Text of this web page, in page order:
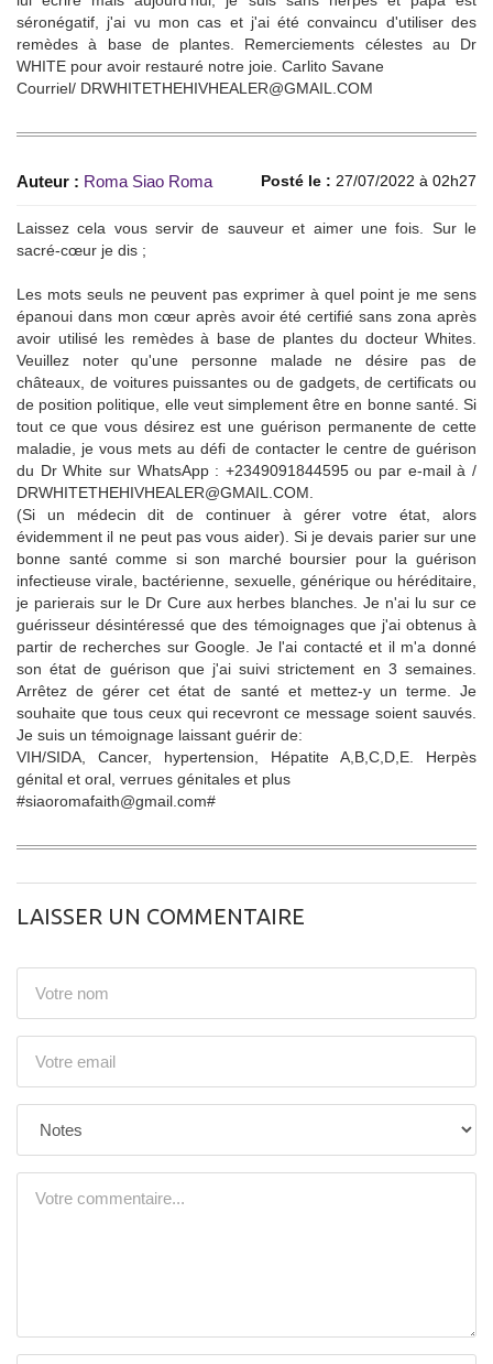
séronégatif, j'ai vu mon cas et j'ai été convaincu d'utiliser des
remèdes à base de plantes. Remerciements célestes au Dr
WHITE pour avoir restauré notre joie. Carlito Savane
Courriel/ DRWHITETHEHIVHEALER@GMAIL.COM
Auteur : Roma Siao Roma Posté le : 27/07/2022 à 02h27
Laissez cela vous servir de sauveur et aimer une fois. Sur le
sacré-cœur je dis ;
Les mots seuls ne peuvent pas exprimer à quel point je me sens
épanoui dans mon cœur après avoir été certifié sans zona après
avoir utilisé les remèdes à base de plantes du docteur Whites.
Veuillez noter qu'une personne malade ne désire pas de
châteaux, de voitures puissantes ou de gadgets, de certificats ou
de position politique, elle veut simplement être en bonne santé. Si
tout ce que vous désirez est une guérison permanente de cette
maladie, je vous mets au défi de contacter le centre de guérison
du Dr White sur WhatsApp : +2349091844595 ou par e-mail à /
DRWHITETHEHIVHEALER@GMAIL.COM.
(Si un médecin dit de continuer à gérer votre état, alors
évidemment il ne peut pas vous aider). Si je devais parier sur une
bonne santé comme si son marché boursier pour la guérison
infectieuse virale, bactérienne, sexuelle, générique ou héréditaire,
je parierais sur le Dr Cure aux herbes blanches. Je n'ai lu sur ce
guérisseur désintéressé que des témoignages que j'ai obtenus à
partir de recherches sur Google. Je l'ai contacté et il m'a donné
son état de guérison que j'ai suivi strictement en 3 semaines.
Arrêtez de gérer cet état de santé et mettez-y un terme. Je
souhaite que tous ceux qui recevront ce message soient sauvés.
Je suis un témoignage laissant guérir de:
VIH/SIDA, Cancer, hypertension, Hépatite A,B,C,D,E. Herpès
génital et oral, verrues génitales et plus
#siaoromafaith@gmail.com#
LAISSER UN COMMENTAIRE